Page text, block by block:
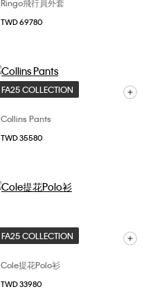
Ringo飛行員外套
TWD 69780
FA25 COLLECTION
Collins Pants
TWD 35580
FA25 COLLECTION
Cole提花Polo衫
TWD 33980